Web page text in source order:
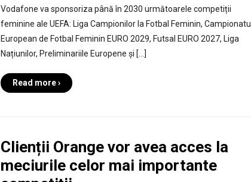
Vodafone va sponsoriza până în 2030 următoarele competiții
feminine ale UEFA: Liga Campionilor la Fotbal Feminin, Campionatul
European de Fotbal Feminin EURO 2029, Futsal EURO 2027, Liga
Națiunilor, Preliminariile Europene și […]
Read more ›
Clienții Orange vor avea acces la
meciurile celor mai importante